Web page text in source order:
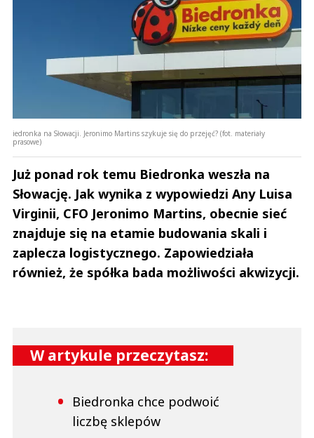
iedronka na Słowacji. Jeronimo Martins szykuje się do przejęć? (fot. materiały
prasowe)
Już ponad rok temu Biedronka weszła na
Słowację. Jak wynika z wypowiedzi Any Luisa
Virginii, CFO Jeronimo Martins, obecnie sieć
znajduje się na etamie budowania skali i
zaplecza logistycznego. Zapowiedziała
również, że spółka bada możliwości akwizycji.
W artykule przeczytasz:
Biedronka chce podwoić
liczbę sklepów